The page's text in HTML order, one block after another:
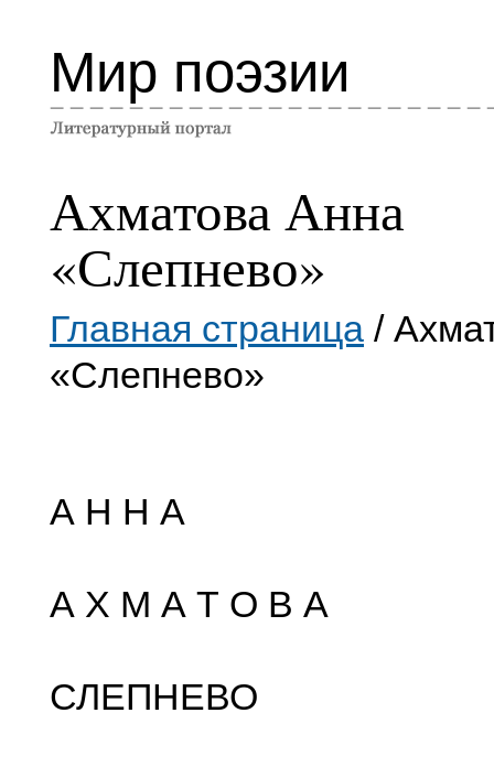
Мир поэзии
Ахматова Анна
«Слепнево»
Главная страница /
«Слепнево»
А Н Н А
А Х М А Т О В А
СЛЕПНЕВО